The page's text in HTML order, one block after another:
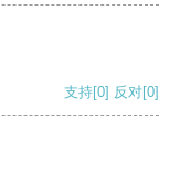
支持[0] 反对[0]